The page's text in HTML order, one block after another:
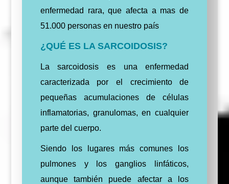
enfermedad rara, que afecta a mas de
51.000 personas en nuestro país
¿QUÉ ES LA SARCOIDOSIS?
La sarcoidosis es una enfermedad
caracterizada por el crecimiento de
pequeñas acumulaciones de células
inflamatorias, granulomas, en cualquier
parte del cuerpo.
Siendo los lugares más comunes los
pulmones y los ganglios linfáticos,
aunque también puede afectar a los